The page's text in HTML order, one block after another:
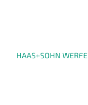
HAAS+SOHN